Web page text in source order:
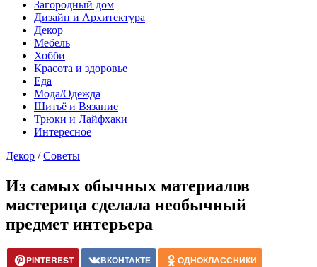
Загородный дом
Дизайн и Архитектура
Декор
Мебель
Хобби
Красота и здоровье
Еда
Мода/Одежда
Шитьё и Вязание
Трюки и Лайфхаки
Интересное
Декор /Советы
Из самых обычных материалов
мастерица сделала необычный
предмет интерьера
PINTEREST ВКОНТАКТЕ ОДНОКЛАССНИКИ